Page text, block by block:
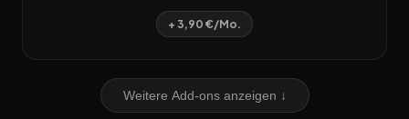
+ 3,90 €/Mo.
Weitere Add-ons anzeigen ↓